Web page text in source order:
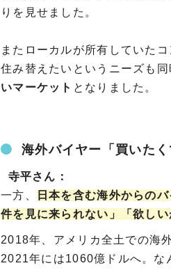
りを見せました。
またローカルが所有していた
住み替えたいというニーズも
いマーケット となりました。
海外バイヤー「買いたく
寺平さん：
一方、
日本を含む海外からの
件を見に来られない」「欲し
2018年、アメリカ全土での海
2021年には1060億ドルへ。な